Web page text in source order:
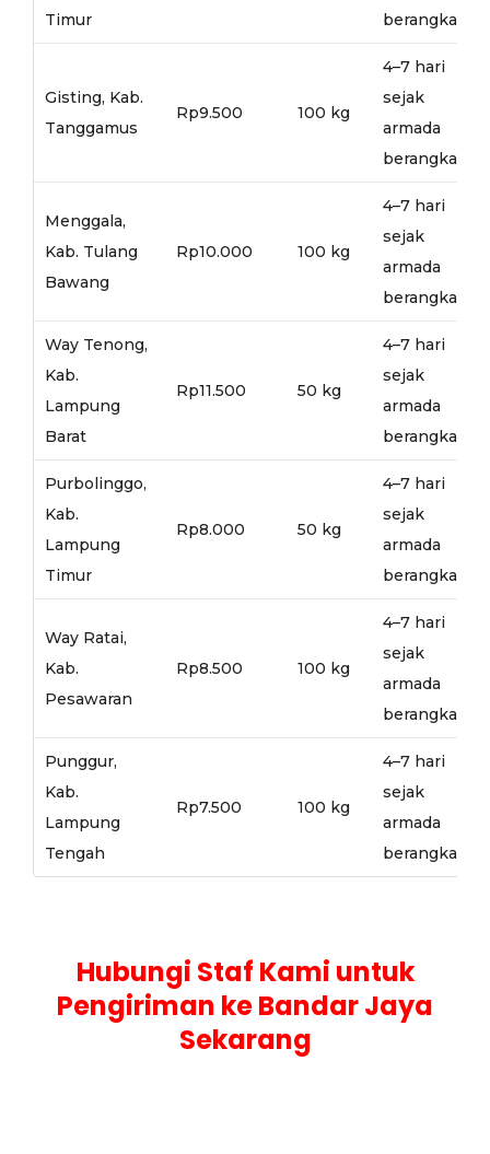
Timur
berangkat
Gisting, Kab.
Tanggamus
Rp9.500 100 kg
4–7 hari
sejak
armada
berangkat
Menggala,
Kab. Tulang
Bawang
Rp10.000 100 kg
4–7 hari
sejak
armada
berangkat
Way Tenong,
Kab.
Lampung
Barat
Rp11.500 50 kg
4–7 hari
sejak
armada
berangkat
Purbolinggo,
Kab.
Lampung
Timur
Rp8.000 50 kg
4–7 hari
sejak
armada
berangkat
Way Ratai,
Kab.
Pesawaran
Rp8.500 100 kg
4–7 hari
sejak
armada
berangkat
Punggur,
Kab.
Lampung
Tengah
Rp7.500 100 kg
4–7 hari
sejak
armada
berangkat
Hubungi Staf Kami untuk
Pengiriman ke Bandar Jaya
Sekarang